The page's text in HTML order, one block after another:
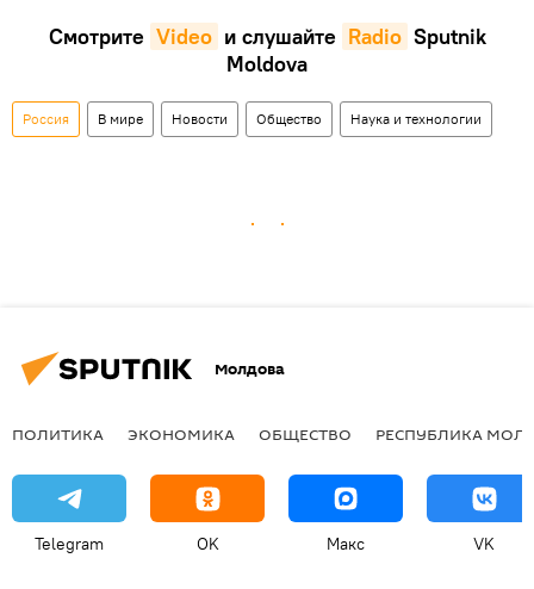
Смотрите Video и слушайте Radio Sputnik
Moldova
Россия В мире Новости Общество Наука и технологии
Молдова
ПОЛИТИКА ЭКОНОМИКА ОБЩЕСТВО РЕСПУБЛИКА
Telegram OK Макс VK